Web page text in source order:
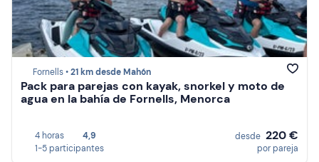
Fornells •21 km desde Mahón
Pack para parejas con kayak, snorkel y moto de
agua en la bahía de Fornells, Menorca
4 horas
4,9
1-5 participantes
desde 220 €
por pareja